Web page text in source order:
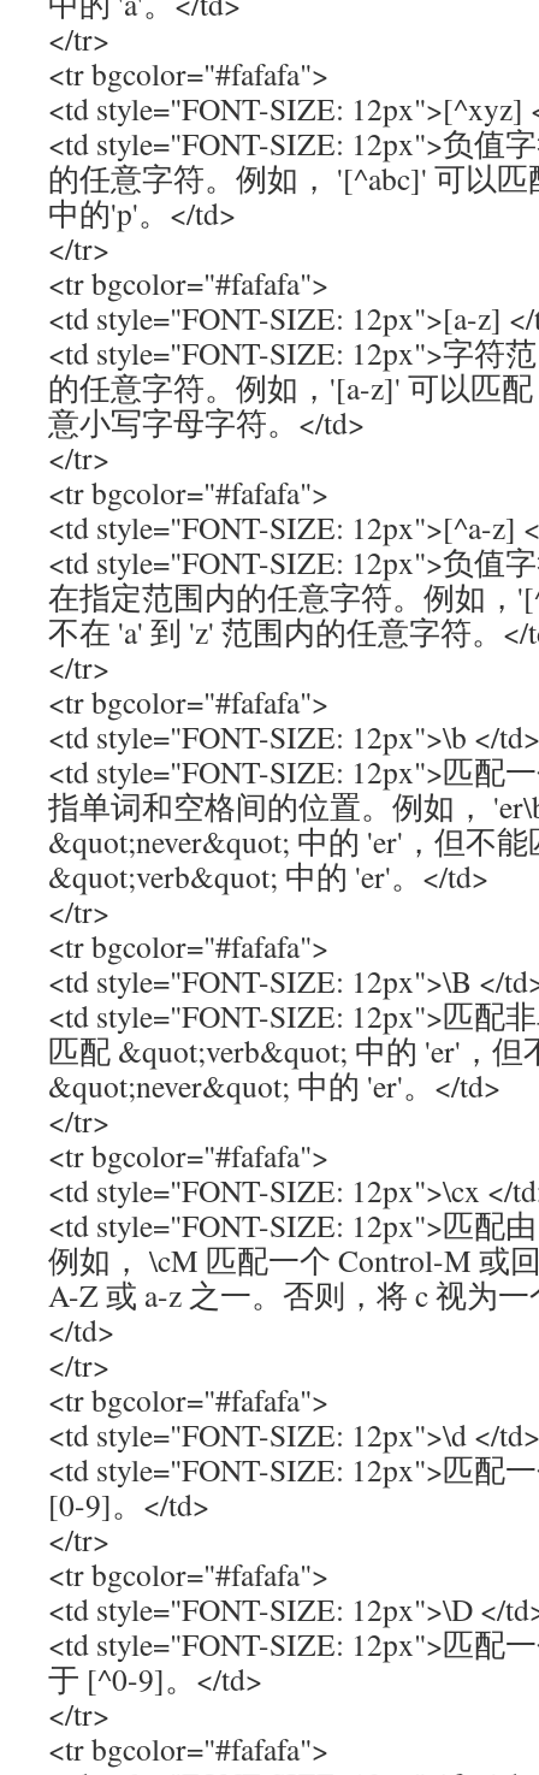
</tr>
<tr bgcolor="#fafafa">
<td style="FONT-SIZE: 12px">[^xyz]
<td style="FONT-SIZE: 12px">负值
的任意字符。例如， '[^abc]' 可以匹
中的'p'。</td>
</tr>
<tr bgcolor="#fafafa">
<td style="FONT-SIZE: 12px">[a-z]
<td style="FONT-SIZE: 12px">字符
的任意字符。例如，'[a-z]' 可以匹
意小写字母字符。</td>
</tr>
<tr bgcolor="#fafafa">
<td style="FONT-SIZE: 12px">[^a-z]
<td style="FONT-SIZE: 12px">负值
在指定范围内的任意字符。例如，
不在 'a' 到 'z' 范围内的任意字符。</
</tr>
<tr bgcolor="#fafafa">
<td style="FONT-SIZE: 12px">\b </td>
<td style="FONT-SIZE: 12px">匹配
指单词和空格间的位置。例如，
&quot;never&quot; 中的 'er'，但不
&quot;verb&quot; 中的 'er'。</td>
</tr>
<tr bgcolor="#fafafa">
<td style="FONT-SIZE: 12px">\B </
<td style="FONT-SIZE: 12px">匹配
匹配 &quot;verb&quot; 中的 'er'，但
&quot;never&quot; 中的 'er'。</td>
</tr>
<tr bgcolor="#fafafa">
<td style="FONT-SIZE: 12px">\cx </
<td style="FONT-SIZE: 12px">匹配
例如， \cM 匹配一个 Control-M 或
A-Z 或 a-z 之一。否则，将 c 视为
</td>
</tr>
<tr bgcolor="#fafafa">
<td style="FONT-SIZE: 12px">\d </td>
<td style="FONT-SIZE: 12px">匹配
[0-9]。</td>
</tr>
<tr bgcolor="#fafafa">
<td style="FONT-SIZE: 12px">\D </
<td style="FONT-SIZE: 12px">匹配
于 [^0-9]。</td>
</tr>
<tr bgcolor="#fafafa">